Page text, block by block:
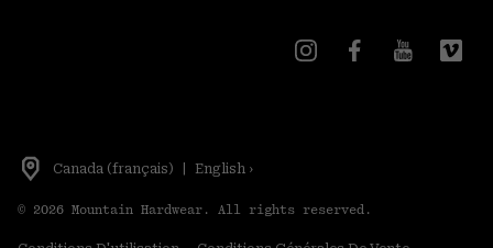
Canada (français) English ›
© 2026 Mountain Hardwear. All rights reserved.